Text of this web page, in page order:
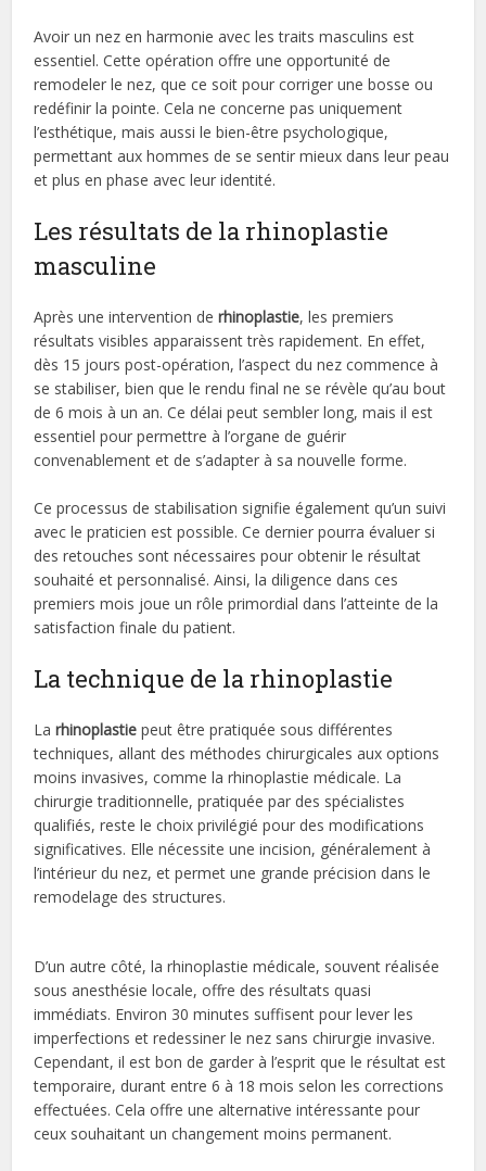
Avoir un nez en harmonie avec les traits masculins est
essentiel. Cette opération offre une opportunité de
remodeler le nez, que ce soit pour corriger une bosse ou
redéfinir la pointe. Cela ne concerne pas uniquement
l’esthétique, mais aussi le bien-être psychologique,
permettant aux hommes de se sentir mieux dans leur peau
et plus en phase avec leur identité.
Les résultats de la rhinoplastie
masculine
Après une intervention derhinoplastie, les premiers
résultats visibles apparaissent très rapidement. En effet,
dès 15 jours post-opération, l’aspect du nez commence à
se stabiliser, bien que le rendu final ne se révèle qu’au bout
de 6 mois à un an. Ce délai peut sembler long, mais il est
essentiel pour permettre à l’organe de guérir
convenablement et de s’adapter à sa nouvelle forme.
Ce processus de stabilisation signifie également qu’un suivi
avec le praticien est possible. Ce dernier pourra évaluer si
des retouches sont nécessaires pour obtenir le résultat
souhaité et personnalisé. Ainsi, la diligence dans ces
premiers mois joue un rôle primordial dans l’atteinte de la
satisfaction finale du patient.
La technique de la rhinoplastie
Larhinoplastie peut être pratiquée sous différentes
techniques, allant des méthodes chirurgicales aux options
moins invasives, comme la rhinoplastie médicale. La
chirurgie traditionnelle, pratiquée par des spécialistes
qualifiés, reste le choix privilégié pour des modifications
significatives. Elle nécessite une incision, généralement à
l’intérieur du nez, et permet une grande précision dans le
remodelage des structures.
D’un autre côté, la rhinoplastie médicale, souvent réalisée
sous anesthésie locale, offre des résultats quasi
immédiats. Environ 30 minutes suffisent pour lever les
imperfections et redessiner le nez sans chirurgie invasive.
Cependant, il est bon de garder à l’esprit que le résultat est
temporaire, durant entre 6 à 18 mois selon les corrections
effectuées. Cela offre une alternative intéressante pour
ceux souhaitant un changement moins permanent.